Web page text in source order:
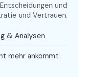
und
und Vertrauen.
& Analysen
mehr ankommt